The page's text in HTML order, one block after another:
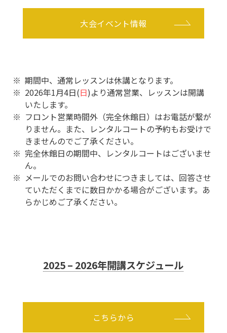
大会イベント情報
期間中、通常レッスンは休講となります。
2026年1月4日(日)より通常営業、レッスンは開講
いたします。
フロント営業時間外（完全休館日）はお電話が繋が
りません。また、レンタルコートの予約もお受けで
きませんのでご了承ください。
完全休館日の期間中、レンタルコートはございませ
ん。
メールでのお問い合わせにつきましては、回答させ
ていただくまでに数日かかる場合がございます。あ
らかじめご了承ください。
2025 – 2026年開講スケジュール
こちらから